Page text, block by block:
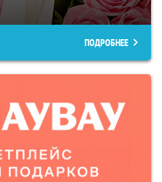
ПОДРОБНЕЕ